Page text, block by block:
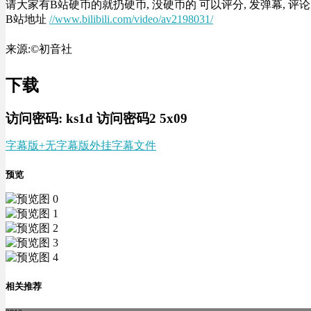
请大家有B站硬币的就扔硬币, 没硬币的 可以评分, 发弹幕, 评
B站地址 //www.bilibili.com/video/av2198031/
来源:©初音社
下载
访问密码: ks1d 访问密码2 5x09
字幕版+无字幕版外挂字幕文件
预览
相关推荐